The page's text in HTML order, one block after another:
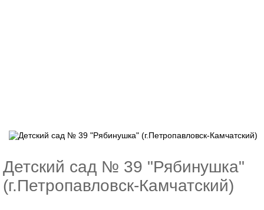
Детский сад № 39 "Рябинушка"
(г.Петропавловск-Камчатский)